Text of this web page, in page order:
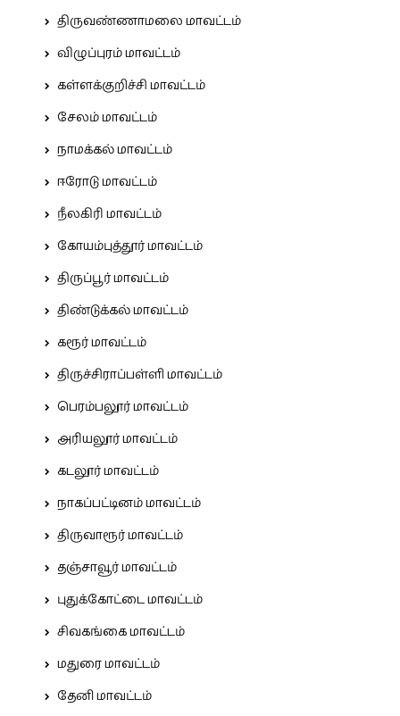
திருவண்ணாமலை மாவட்டம்
விழுப்புரம் மாவட்டம்
கள்ளக்குறிச்சி மாவட்டம்
சேலம் மாவட்டம்
நாமக்கல் மாவட்டம்
ஈரோடு மாவட்டம்
நீலகிரி மாவட்டம்
கோயம்புத்தூர் மாவட்டம்
திருப்பூர் மாவட்டம்
திண்டுக்கல் மாவட்டம்
கரூர் மாவட்டம்
திருச்சிராப்பள்ளி மாவட்டம்
பெரம்பலூர் மாவட்டம்
அரியலூர் மாவட்டம்
கடலூர் மாவட்டம்
நாகப்பட்டினம் மாவட்டம்
திருவாரூர் மாவட்டம்
தஞ்சாவூர் மாவட்டம்
புதுக்கோட்டை மாவட்டம்
சிவகங்கை மாவட்டம்
மதுரை மாவட்டம்
தேனி மாவட்டம்